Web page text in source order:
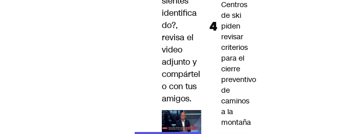
identifica
do?,
revisa el
video
adjunto y
compártel
o con tus
amigos.
Centros
de ski
piden
revisar
criterios
para el
cierre
preventivo
de
caminos
a la
montaña